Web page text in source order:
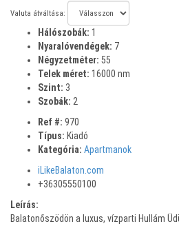
Valuta átváltása:
Hálószobák: 1
Nyaralóvendégek: 7
Négyzetméter: 55
Telek méret: 16000 nm
Szint: 3
Szobák: 2
Ref #: 970
Típus: Kiadó
Kategória: Apartmanok
iLikeBalaton.com
+36305550100
Leírás:
Balatonőszödön a luxus, vízparti Hullám